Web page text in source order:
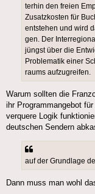
ter­hin den frei­en
Zusatz­kos­ten für
ent­ste­hen und wird
gen. Der
jüngst über die
Pro­ble­ma­tik einer
raums aufzugreifen.
Warum sollten die
ihr Programmangebot
verquere Logik
deutschen Sendern
auf der Grund­la­ge
Dann muss man wohl